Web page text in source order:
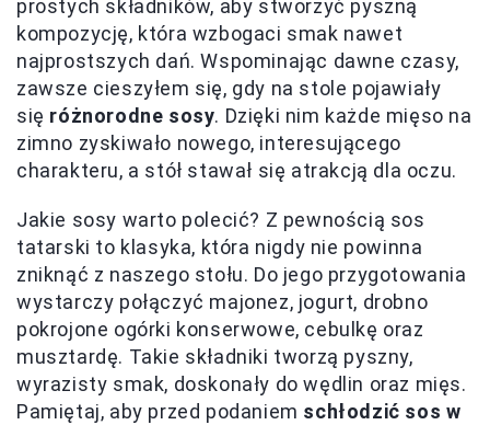
prostych składników, aby stworzyć pyszną
kompozycję, która wzbogaci smak nawet
najprostszych dań. Wspominając dawne czasy,
zawsze cieszyłem się, gdy na stole pojawiały
się różnorodne sosy. Dzięki nim każde mięso na
zimno zyskiwało nowego, interesującego
charakteru, a stół stawał się atrakcją dla oczu.
Jakie sosy warto polecić? Z pewnością sos
tatarski to klasyka, która nigdy nie powinna
zniknąć z naszego stołu. Do jego przygotowania
wystarczy połączyć majonez, jogurt, drobno
pokrojone ogórki konserwowe, cebulkę oraz
musztardę. Takie składniki tworzą pyszny,
wyrazisty smak, doskonały do wędlin oraz mięs.
Pamiętaj, aby przed podaniem schłodzić sos w